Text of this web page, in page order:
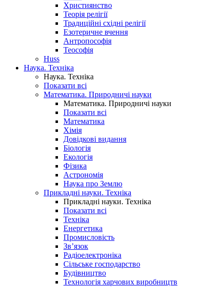
Християнство
Теорія релігії
Традиційні східні релігії
Езотеричне вчення
Антропософія
Теософія
Huss
Наука. Техніка
Наука. Техніка
Показати всі
Математика. Природничі науки
Математика. Природничі науки
Показати всі
Математика
Хімія
Довідкові видання
Біологія
Екологія
Фізика
Астрономія
Наука про Землю
Прикладні науки. Техніка
Прикладні науки. Техніка
Показати всі
Техніка
Енергетика
Промисловість
Зв’язок
Радіоелектроніка
Сільське господарство
Будівництво
Технологія харчових виробництв